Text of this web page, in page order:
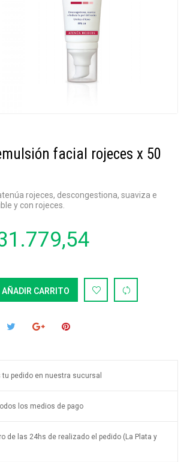
facial rojeces x 50
rojeces, descongestiona, suaviza e
y con rojeces.
AÑADIR CARRITO
tu pedido en nuestra sucursal
los medios de pago
de las 24hs de realizado el pedido (La Plata y